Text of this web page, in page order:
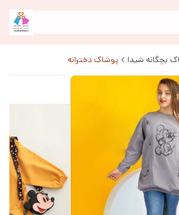
بچگانه شیدا پوشاک دخترانه